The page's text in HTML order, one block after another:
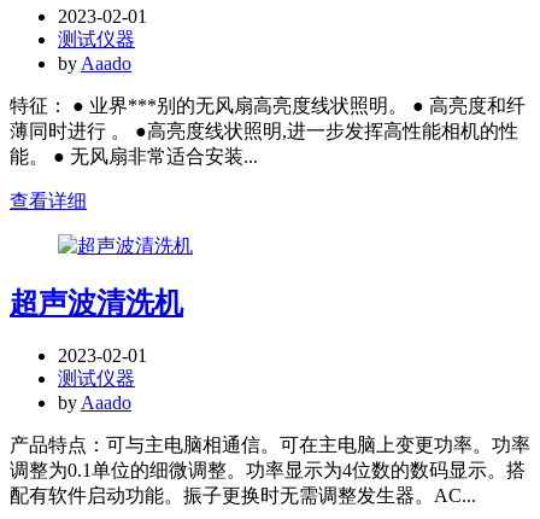
2023-02-01
测试仪器
by Aaado
特征： ● 业界***别的无风扇高亮度线状照明。 ● 高亮度和纤
薄同时进行 。 ●高亮度线状照明,进一步发挥高性能相机的性
能。 ● 无风扇非常适合安装...
查看详细
超声波清洗机
2023-02-01
测试仪器
byAaado
产品特点：可与主电脑相通信。可在主电脑上变更功率。功率
调整为0.1单位的细微调整。功率显示为4位数的数码显示。搭
配有软件启动功能。振子更换时无需调整发生器。AC...